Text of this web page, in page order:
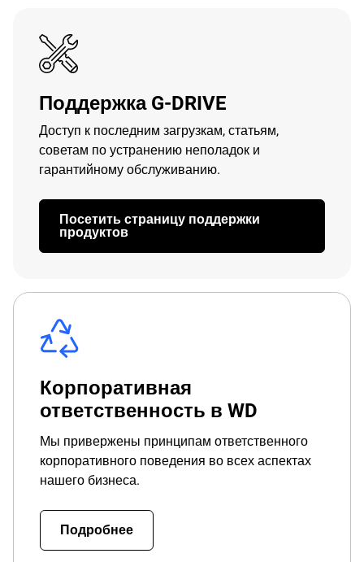
Поддержка G-DRIVE
Доступ к последним загрузкам, статьям,
советам по устранению неполадок и
гарантийному обслуживанию.
Посетить страницу поддержки
продуктов
Корпоративная
ответственность в WD
Мы привержены принципам ответственного
корпоративного поведения во всех аспектах
нашего бизнеса.
Подробнее